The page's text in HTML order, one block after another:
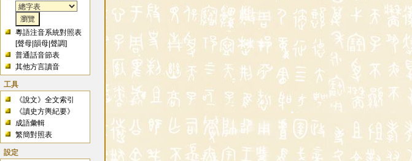
粵語注音系統對照表
[聲母 |韻母 |聲調]
普通話音節表
其他方言讀音
工具
《說文》全文索引
《讀史方輿紀要》
成語彙輯
繁簡對照表
設定